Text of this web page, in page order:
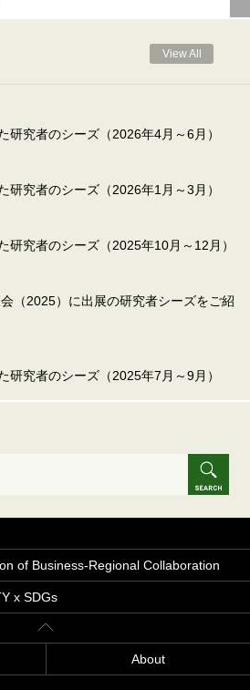
View All
研究者のシーズ（2026年4月～6月）
研究者のシーズ（2026年1月～3月）
研究者のシーズ（2025年10月～12月）
（2025）に出展の研究者シーズをご紹
研究者のシーズ（2025年7月～9月）
of Business-Regional Collaboration
x SDGs
About